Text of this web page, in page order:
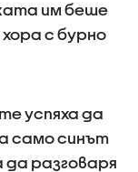
им беше
с бурно
успяха да
само синът
разговаря